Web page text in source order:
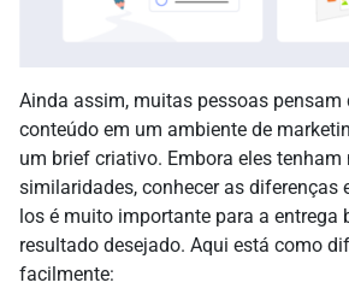
Ainda assim, muitas pessoas pensam
conteúdo em um ambiente de
um brief criativo. Embora eles tenham
similaridades, conhecer as diferenças
los é muito importante para a entrega
resultado desejado. Aqui está como
facilmente: